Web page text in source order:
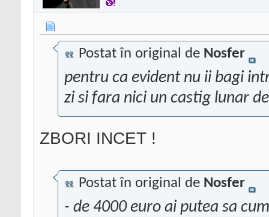
Postat în original de Nosfer
pentru ca evident nu ii bagi
zi si fara nici un castig lunar
ZBORI INCET !
Postat în original de Nosfer
- de 4000 euro ai putea sa